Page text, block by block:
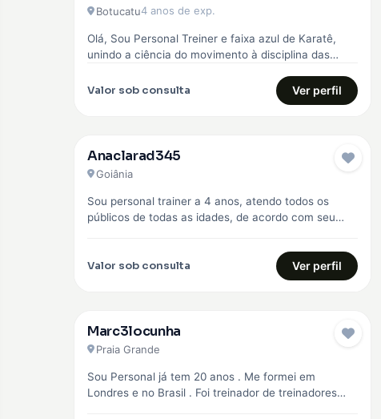
Botucatu4 anos de exp.
Olá, Sou Personal Treiner e faixa azul de Karatê,
unindo a ciência do movimento à disciplina das
Valor sob consulta Ver perfil
Anaclarad345
Goiânia
Sou personal trainer a 4 anos, atendo todos os
públicos de todas as idades, de acordo com seu
Valor sob consulta Ver perfil
Marc3locunha
Praia Grande
Sou Personal já tem 20 anos . Me formei em
Londres e no Brasil . Foi treinador de treinadores